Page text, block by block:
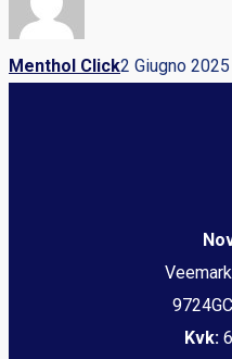
Menthol Click2 Giugno 2025
Kvk: